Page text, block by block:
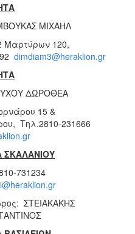
ΜΙΧΑΗΛ
Μαρτύρων 120,
dimdiam3@heraklion.gr
ΔΩΡΟΘΕΑ
15 &
Τηλ.2810-231666
ΣΚΑΛΑΝΙΟΥ
731234
ΣΤΕΙΑΚΑΚΗΣ